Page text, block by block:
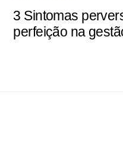
3 Sintomas
perfeição na